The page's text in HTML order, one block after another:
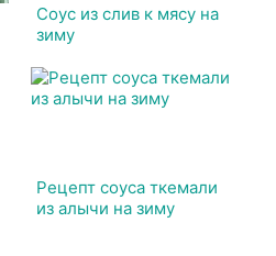
Соус из слив к мясу на
зиму
Рецепт соуса ткемали
из алычи на зиму